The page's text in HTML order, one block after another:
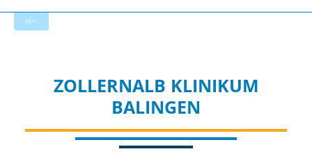
ZOLLERNALB KLINIKUM
BALINGEN